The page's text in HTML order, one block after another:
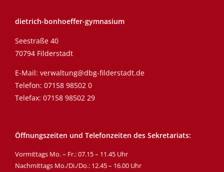
dietrich-bonhoeffer-gymnasium
Seestraße 40
70794 Filderstadt
E-Mail: verwaltung@dbg-filderstadt.de
Telefon: 07158 98502 0
Telefax: 07158 98502 29
Öffnungszeiten und Telefonzeiten des Sekretariats:
Vormittags Mo. – Fr.: 07.15 – 11.45 Uhr
Nachmittags Mo./Di./Do.: 12.45 – 16.00 Uhr